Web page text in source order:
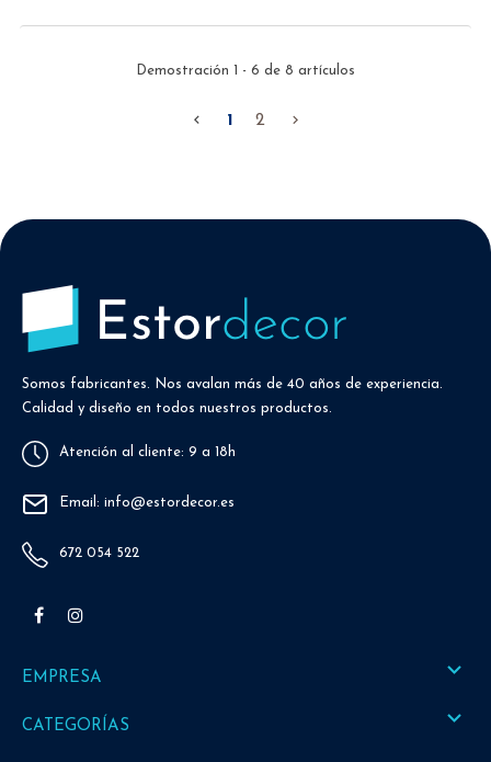
Demostración 1 - 6 de 8 artículos
 1 2 
Somos fabricantes. Nos avalan más de 40 años de experiencia.
Calidad y diseño en todos nuestros productos.
Atención al cliente: 9 a 18h
Email: info@estordecor.es
672 054 522
Facebook
EMPRESA 
CATEGORÍAS 